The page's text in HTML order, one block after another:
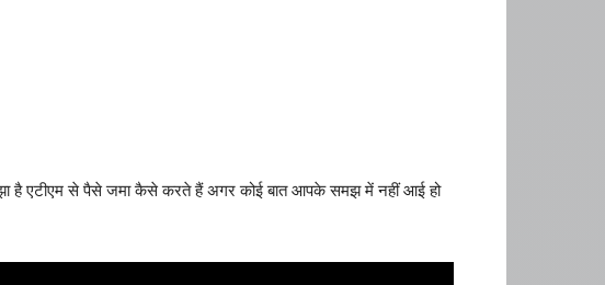
है एटीएम से पैसे जमा कैसे करते हैं अगर कोई बात आपके समझ में नहीं आई हो